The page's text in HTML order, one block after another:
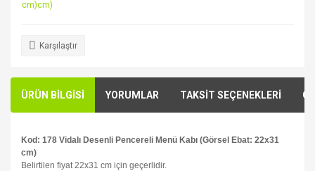
Karşılaştır
ÜRÜN BİLGİSİ YORUMLAR TAKSİT SEÇENEKLERİ
Kod: 178 Vidalı Desenli Pencereli Menü Kabı (Görsel Ebat: 22x31
cm)
Belirtilen fiyat 22x31 cm için geçerlidir.